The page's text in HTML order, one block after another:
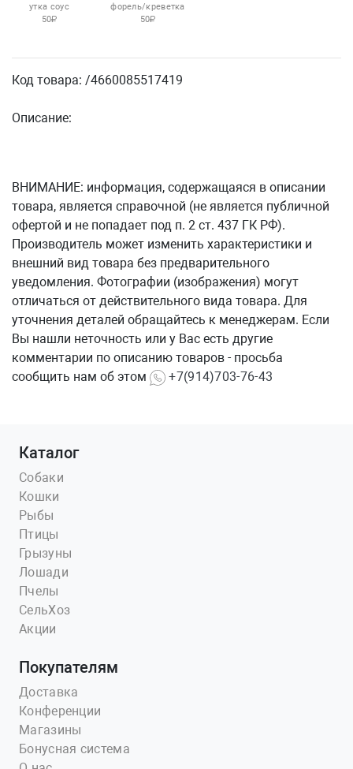
утка соус
50
форель/креветка
50
Код товара: /4660085517419
Описание:
ВНИМАНИЕ: информация, содержащаяся в описании
товара, является справочной (не является публичной
офертой и не попадает под п. 2 ст. 437 ГК РФ).
Производитель может изменить характеристики и
внешний вид товара без предварительного
уведомления. Фотографии (изображения) могут
отличаться от действительного вида товара. Для
уточнения деталей обращайтесь к менеджерам. Если
Вы нашли неточность или у Вас есть другие
комментарии по описанию товаров - просьба
сообщить нам об этом
+7(914)703-76-43
Каталог
Собаки
Кошки
Рыбы
Птицы
Грызуны
Лошади
Пчелы
СельХоз
Акции
Покупателям
Доставка
Конференции
Магазины
Бонусная система